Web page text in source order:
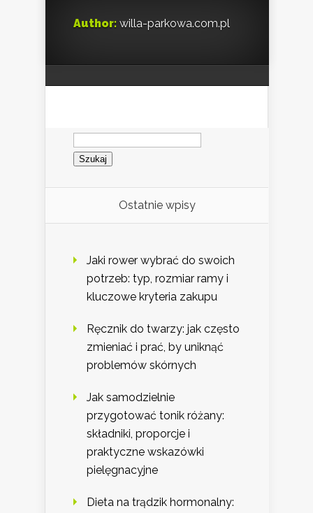
Author: willa-parkowa.com.pl
Szukaj:
Ostatnie wpisy
Jaki rower wybrać do swoich
potrzeb: typ, rozmiar ramy i
kluczowe kryteria zakupu
Ręcznik do twarzy: jak często
zmieniać i prać, by uniknąć
problemów skórnych
Jak samodzielnie
przygotować tonik różany:
składniki, proporcje i
praktyczne wskazówki
pielęgnacyjne
Dieta na trądzik hormonalny: